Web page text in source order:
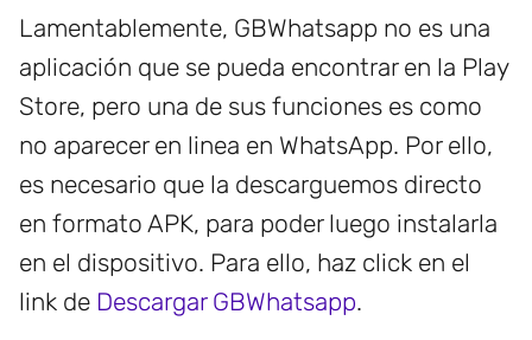
Lamentablemente, GBWhatsapp no es una
aplicación que se pueda encontrar en la Play
Store, pero una de sus funciones es como
no aparecer en linea en WhatsApp. Por ello,
es necesario que la descarguemos directo
en formato APK, para poder luego instalarla
en el dispositivo. Para ello, haz click en el
link de Descargar GBWhatsapp.